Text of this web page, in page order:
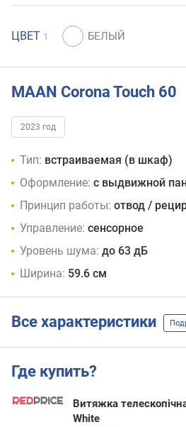
ЦВЕТ 1
MAAN Corona Touch 60
2023 год
Тип: встраиваемая (в шкаф)
Оформление: с выдвижной
Принцип работы: отвод /
Управление: сенсорное
Уровень шума: до 63 дБ
Ширина: 59.6 см
Все характеристики
Где купить?
Витяжка
White